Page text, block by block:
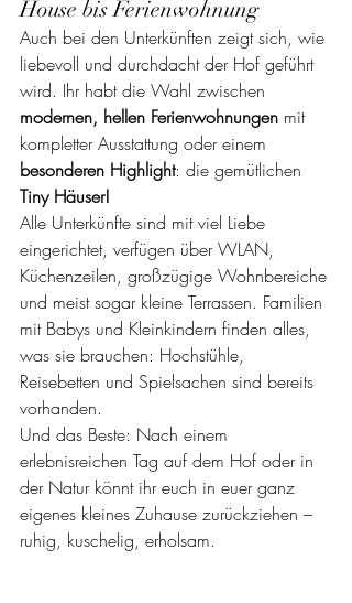
House bis Ferienwohnung
Auch bei den Unterkünften zeigt sich, wie
liebevoll und durchdacht der Hof geführt
wird. Ihr habt die Wahl zwischen
modernen, hellen Ferienwohnungen mit
kompletter Ausstattung oder einem
besonderen Highlight: die gemütlichen
Tiny Häuser!
Alle Unterkünfte sind mit viel Liebe
eingerichtet, verfügen über WLAN,
Küchenzeilen, großzügige Wohnbereiche
und meist sogar kleine Terrassen. Familien
mit Babys und Kleinkindern finden alles,
was sie brauchen: Hochstühle,
Reisebetten und Spielsachen sind bereits
vorhanden.
Und das Beste: Nach einem
erlebnisreichen Tag auf dem Hof oder in
der Natur könnt ihr euch in euer ganz
eigenes kleines Zuhause zurückziehen –
ruhig, kuschelig, erholsam.